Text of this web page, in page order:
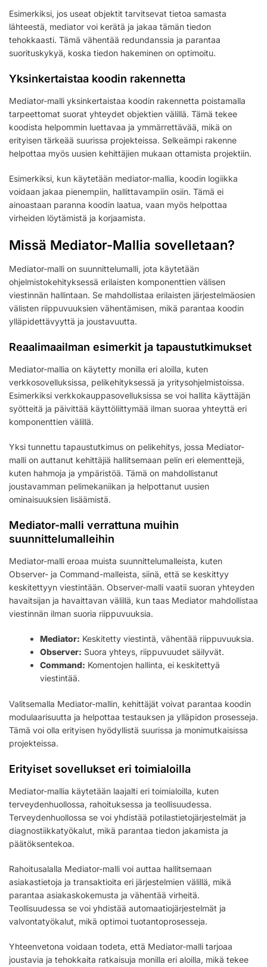
Esimerkiksi, jos useat objektit tarvitsevat tietoa samasta
lähteestä, mediator voi kerätä ja jakaa tämän tiedon
tehokkaasti. Tämä vähentää redundanssia ja parantaa
suorituskykyä, koska tiedon hakeminen on optimoitu.
Yksinkertaistaa koodin rakennetta
Mediator-malli yksinkertaistaa koodin rakennetta poistamalla
tarpeettomat suorat yhteydet objektien välillä. Tämä tekee
koodista helpommin luettavaa ja ymmärrettävää, mikä on
erityisen tärkeää suurissa projekteissa. Selkeämpi rakenne
helpottaa myös uusien kehittäjien mukaan ottamista projektiin.
Esimerkiksi, kun käytetään mediator-mallia, koodin logiikka
voidaan jakaa pienempiin, hallittavampiin osiin. Tämä ei
ainoastaan paranna koodin laatua, vaan myös helpottaa
virheiden löytämistä ja korjaamista.
Missä Mediator-Mallia sovelletaan?
Mediator-malli on suunnittelumalli, jota käytetään
ohjelmistokehityksessä erilaisten komponenttien välisen
viestinnän hallintaan. Se mahdollistaa erilaisten järjestelmäosien
välisten riippuvuuksien vähentämisen, mikä parantaa koodin
ylläpidettävyyttä ja joustavuutta.
Reaalimaailman esimerkit ja tapaustutkimukset
Mediator-mallia on käytetty monilla eri aloilla, kuten
verkkosovelluksissa, pelikehityksessä ja yritysohjelmistoissa.
Esimerkiksi verkkokauppasovelluksissa se voi hallita käyttäjän
syötteitä ja päivittää käyttöliittymää ilman suoraa yhteyttä eri
komponenttien välillä.
Yksi tunnettu tapaustutkimus on pelikehitys, jossa Mediator-
malli on auttanut kehittäjiä hallitsemaan pelin eri elementtejä,
kuten hahmoja ja ympäristöä. Tämä on mahdollistanut
joustavamman pelimekaniikan ja helpottanut uusien
ominaisuuksien lisäämistä.
Mediator-malli verrattuna muihin
suunnittelumalleihin
Mediator-malli eroaa muista suunnittelumalleista, kuten
Observer- ja Command-malleista, siinä, että se keskittyy
keskitettyyn viestintään. Observer-malli vaatii suoran yhteyden
havaitsijan ja havaittavan välillä, kun taas Mediator mahdollistaa
viestinnän ilman suoria riippuvuuksia.
Mediator: Keskitetty viestintä, vähentää riippuvuuksia.
Observer: Suora yhteys, riippuvuudet säilyvät.
Command: Komentojen hallinta, ei keskitettyä
viestintää.
Valitsemalla Mediator-mallin, kehittäjät voivat parantaa koodin
modulaarisuutta ja helpottaa testauksen ja ylläpidon prosesseja.
Tämä voi olla erityisen hyödyllistä suurissa ja monimutkaisissa
projekteissa.
Erityiset sovellukset eri toimialoilla
Mediator-mallia käytetään laajalti eri toimialoilla, kuten
terveydenhuollossa, rahoituksessa ja teollisuudessa.
Terveydenhuollossa se voi yhdistää potilastietojärjestelmät ja
diagnostiikkatyökalut, mikä parantaa tiedon jakamista ja
päätöksentekoa.
Rahoitusalalla Mediator-malli voi auttaa hallitsemaan
asiakastietoja ja transaktioita eri järjestelmien välillä, mikä
parantaa asiakaskokemusta ja vähentää virheitä.
Teollisuudessa se voi yhdistää automaatiojärjestelmät ja
valvontatyökalut, mikä optimoi tuotantoprosesseja.
Yhteenvetona voidaan todeta, että Mediator-malli tarjoaa
joustavia ja tehokkaita ratkaisuja monilla eri aloilla, mikä tekee